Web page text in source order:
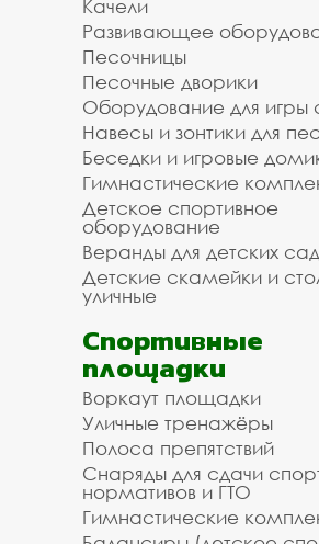
Качели
Развивающее
Песочницы
Песочные дворики
Оборудование для игры
Навесы и зонтики для
Беседки и игровые
Гимнастические
Детское спортивное
оборудование
Веранды для детских
Детские скамейки и
уличные
Спортивные
площадки
Воркаут площадки
Уличные тренажёры
Полоса препятствий
Снаряды для сдачи
нормативов и ГТО
Гимнастические